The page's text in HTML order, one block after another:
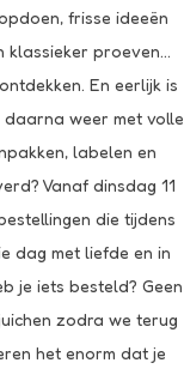
frisse ideeën
klassieker proeven…
En eerlijk is
weer met volle
labelen en
Vanaf dinsdag 11
die tijdens
dag met liefde en in
je iets besteld? Geen
zodra we terug
het enorm dat je